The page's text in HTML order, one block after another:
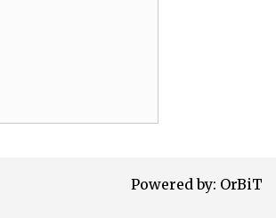
Powered by: OrBiT